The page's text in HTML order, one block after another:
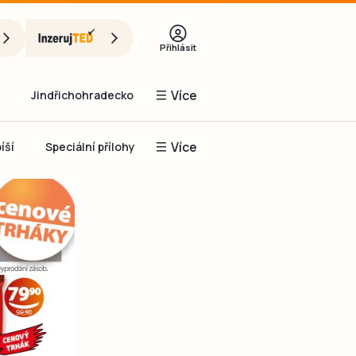
Přihlásit
Obnovit heslo
se
se přes Facebook
chci se
Jindřichohradecko Více
Prachaticko
Speciální přílohy Více